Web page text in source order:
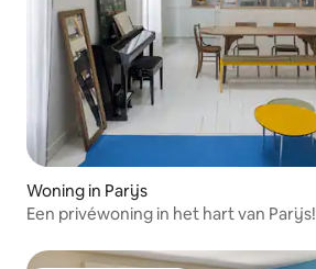
Woning in Parijs
Een privéwoning in het hart van Parijs!